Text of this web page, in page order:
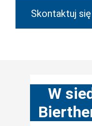
Skontaktuj
W